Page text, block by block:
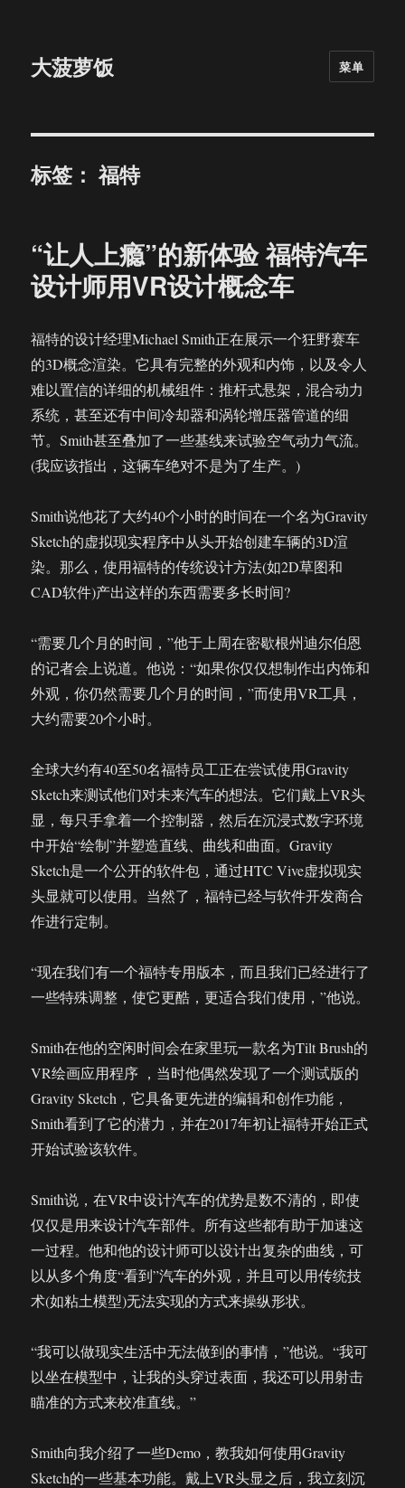
大菠萝饭 菜单
标签：福特
“让人上瘾”的新体验 福特汽车
设计师用VR设计概念车
福特的设计经理Michael Smith正在展示一个狂野赛车
的3D概念渲染。它具有完整的外观和内饰，以及令人
难以置信的详细的机械组件：推杆式悬架，混合动力
系统，甚至还有中间冷却器和涡轮增压器管道的细
节。Smith甚至叠加了一些基线来试验空气动力气流。
(我应该指出，这辆车绝对不是为了生产。)
Smith说他花了大约40个小时的时间在一个名为Gravity
Sketch的虚拟现实程序中从头开始创建车辆的3D渲
染。那么，使用福特的传统设计方法(如2D草图和
CAD软件)产出这样的东西需要多长时间?
“需要几个月的时间，”他于上周在密歇根州迪尔伯恩
的记者会上说道。他说：“如果你仅仅想制作出内饰和
外观，你仍然需要几个月的时间，”而使用VR工具，
大约需要20个小时。
全球大约有40至50名福特员工正在尝试使用Gravity
Sketch来测试他们对未来汽车的想法。它们戴上VR头
显，每只手拿着一个控制器，然后在沉浸式数字环境
中开始“绘制”并塑造直线、曲线和曲面。Gravity
Sketch是一个公开的软件包，通过HTC Vive虚拟现实
头显就可以使用。当然了，福特已经与软件开发商合
作进行定制。
“现在我们有一个福特专用版本，而且我们已经进行了
一些特殊调整，使它更酷，更适合我们使用，”他说。
Smith在他的空闲时间会在家里玩一款名为Tilt Brush的
VR绘画应用程序 ，当时他偶然发现了一个测试版的
Gravity Sketch，它具备更先进的编辑和创作功能，
Smith看到了它的潜力，并在2017年初让福特开始正式
开始试验该软件。
Smith说，在VR中设计汽车的优势是数不清的，即使
仅仅是用来设计汽车部件。所有这些都有助于加速这
一过程。他和他的设计师可以设计出复杂的曲线，可
以从多个角度“看到”汽车的外观，并且可以用传统技
术(如粘土模型)无法实现的方式来操纵形状。
“我可以做现实生活中无法做到的事情，”他说。“我可
以坐在模型中，让我的头穿过表面，我还可以用射击
瞄准的方式来校准直线。”
Smith向我介绍了一些Demo，教我如何使用Gravity
Sketch的一些基本功能。戴上VR头显之后，我立刻沉